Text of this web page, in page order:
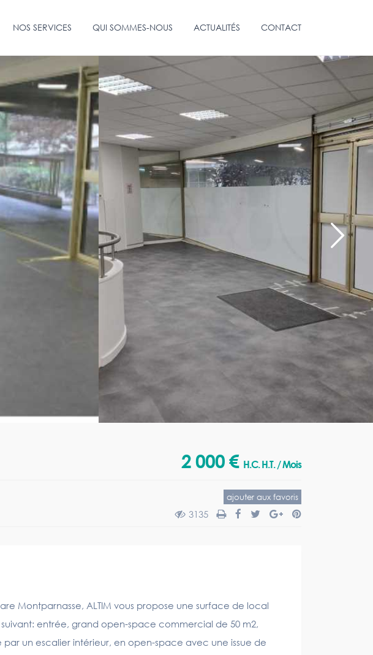
NOS SERVICES QUI SOMMES-NOUS ACTUALITÉS CONTACT
2 000 € H.C. H.T. / Mois
ajouter aux favoris
3135
Montparnasse, ALTIM vous propose une surface de local
entrée, grand open-space commercial de 50 m2,
un escalier intérieur, en open-space avec une issue de